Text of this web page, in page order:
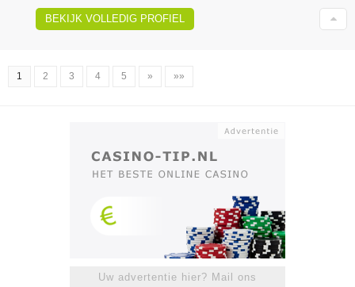
BEKIJK VOLLEDIG PROFIEL
1 2 3 4 5 » »»
Uw advertentie hier? Mail ons